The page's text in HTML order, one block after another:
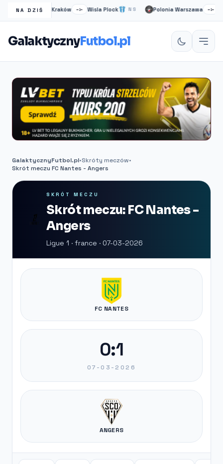
NA DZIŚ
Wisła Kraków –:– Wisla Plock NS Polonia Warszawa –:–
GalaktycznyFutbol.pl
GalaktycznyFutbol.pl•Skróty meczów•
Skrót meczu FC Nantes - Angers
SKRÓT MECZU
Skrót meczu: FC Nantes -
Angers
Ligue 1 · france · 07-03-2026
FC NANTES
0:1
07-03-2026
ANGERS